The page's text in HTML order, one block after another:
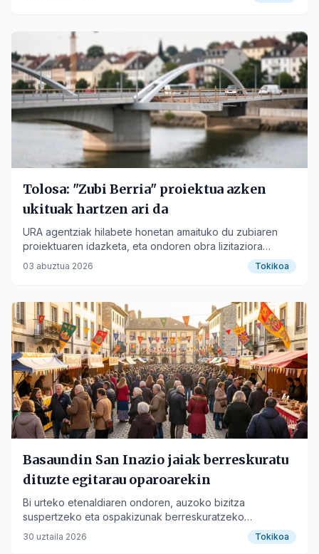
Tolosa: "Zubi Berria" proiektua azken
ukituak hartzen ari da
URA agentziak hilabete honetan amaituko du zubiaren
proiektuaren idazketa, eta ondoren obra lizitaziora
aterako da.
03 abuztua 2026 Tokikoa
Basaundin San Inazio jaiak berreskuratu
dituzte egitarau oparoarekin
Bi urteko etenaldiaren ondoren, auzoko bizitza
suspertzeko eta ospakizunak berreskuratzeko
helburuarekin itzuli dira jaiak.
30 uztaila 2026 Tokikoa